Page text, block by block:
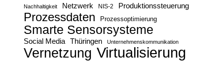
Nachhaltigkeit Netzwerk NIS-2 Produktionssteuerung
Prozessdaten Prozessoptimierung
Smarte Sensorsysteme
Social Media Thüringen Unternehmenskommunikation
Vernetzung Virtualisierung